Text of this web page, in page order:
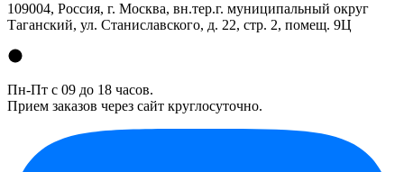
109004, Россия, г. Москва, вн.тер.г. муниципальный округ
Таганский, ул. Станиславского, д. 22, стр. 2, помещ. 9Ц
Пн-Пт с 09 до 18 часов.
Прием заказов через сайт круглосуточно.